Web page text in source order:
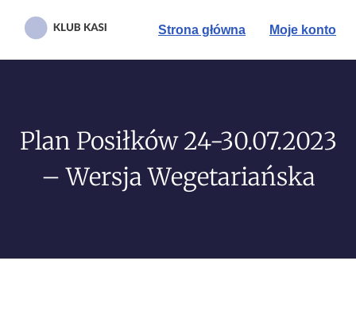
Strona główna Moje konto
Plan Posiłków 24-30.07.2023
– Wersja Wegetariańska